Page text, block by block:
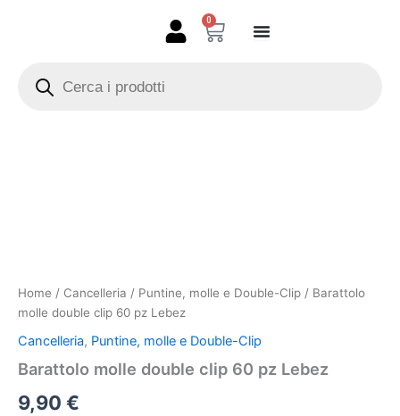
0
Carrello
search
Home / Cancelleria / Puntine, molle e Double-Clip / Barattolo
molle double clip 60 pz Lebez
Cancelleria, Puntine, molle e Double-Clip
Barattolo molle double clip 60 pz Lebez
9,90 €